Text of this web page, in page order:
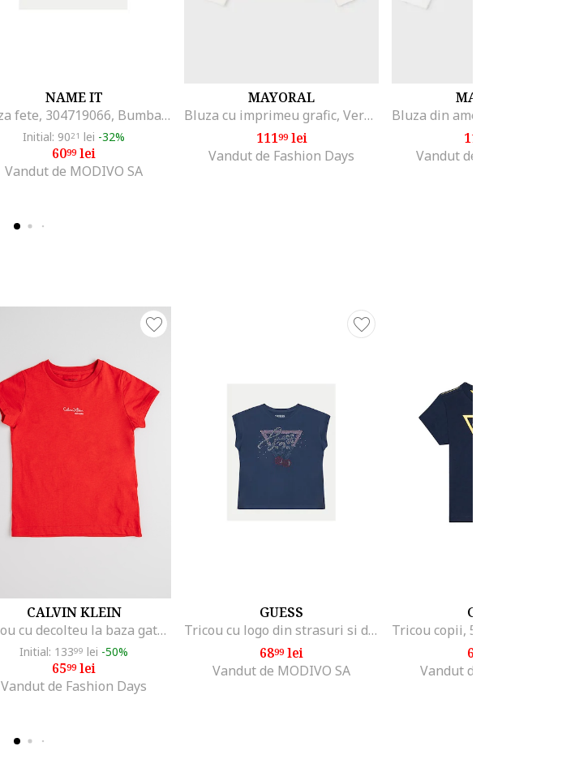
NAME IT
Bluza fete, 304719066, Bumbac, Albastru, Albastru
Initial: 9021 lei -32%
6099lei
Vandut de MODIVO SA
MAYORAL
Bluza cu imprimeu grafic, Verde inchis/Alb murdar
11199lei
Vandut de Fashion Days
MAYORAL
111
Vandut de Fashion Days
CALVIN KLEIN
Tricou cu decolteu la baza gatului si imprimeu logo, Rosu
Initial: 13399 lei -50%
6599lei
Vandut de Fashion Days
GUESS
Tricou cu logo din strasuri si decolteu la baza gatului
6899lei
Vandut de MODIVO SA
GUESS
69
Vandut de MODIVO SA